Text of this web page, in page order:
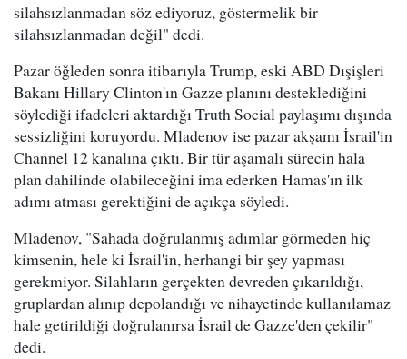
silahsızlanmadan söz ediyoruz, göstermelik bir
silahsızlanmadan değil" dedi.
Pazar öğleden sonra itibarıyla Trump, eski ABD Dışişleri
Bakanı Hillary Clinton'ın Gazze planını desteklediğini
söylediği ifadeleri aktardığı Truth Social paylaşımı dışında
sessizliğini koruyordu. Mladenov ise pazar akşamı İsrail'in
Channel 12 kanalına çıktı. Bir tür aşamalı sürecin hala
plan dahilinde olabileceğini ima ederken Hamas'ın ilk
adımı atması gerektiğini de açıkça söyledi.
Mladenov, "Sahada doğrulanmış adımlar görmeden hiç
kimsenin, hele ki İsrail'in, herhangi bir şey yapması
gerekmiyor. Silahların gerçekten devreden çıkarıldığı,
gruplardan alınıp depolandığı ve nihayetinde kullanılamaz
hale getirildiği doğrulanırsa İsrail de Gazze'den çekilir"
dedi.